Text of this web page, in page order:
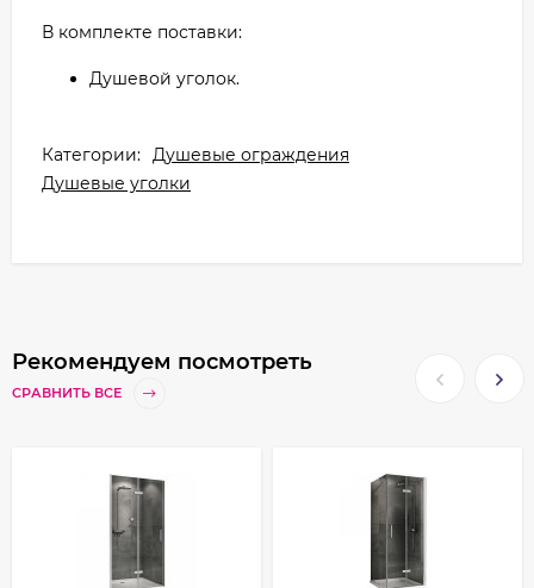
В комплекте поставки:
Душевой уголок.
Категории: Душевые ограждения
Душевые уголки
Рекомендуем посмотреть
СРАВНИТЬ ВСЕ